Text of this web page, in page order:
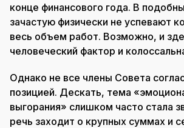
конце финансового года. В
зачастую физически не успевают
весь объем работ. Возможно, и
человеческий фактор и
Однако не все члены Совета
позицией. Дескать, тема
выгорания» слишком часто стала
речь заходит о крупных суммах и